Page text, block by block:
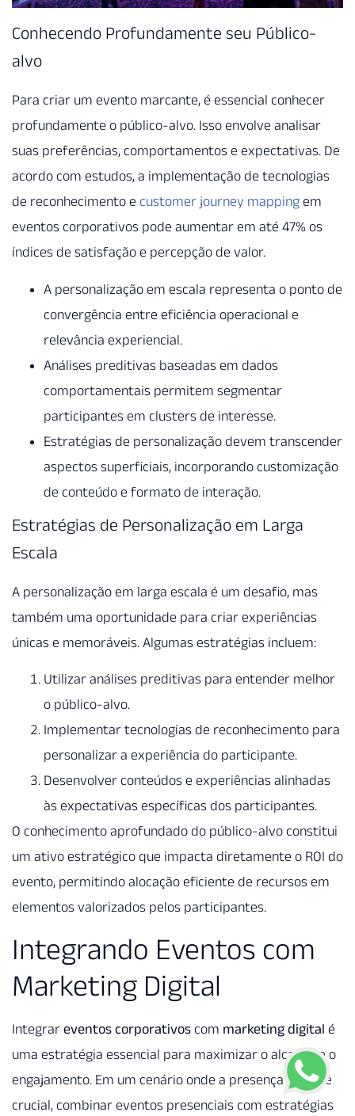
Conhecendo Profundamente seu Público-
alvo
Para criar um evento marcante, é essencial conhecer
profundamente o público-alvo. Isso envolve analisar
suas preferências, comportamentos e expectativas. De
acordo com estudos, a implementação de tecnologias
de reconhecimento e customer journey mapping em
eventos corporativos pode aumentar em até 47% os
índices de satisfação e percepção de valor.
A personalização em escala representa o ponto de
convergência entre eficiência operacional e
relevância experiencial.
Análises preditivas baseadas em dados
comportamentais permitem segmentar
participantes em clusters de interesse.
Estratégias de personalização devem transcender
aspectos superficiais, incorporando customização
de conteúdo e formato de interação.
Estratégias de Personalização em Larga
Escala
A personalização em larga escala é um desafio, mas
também uma oportunidade para criar experiências
únicas e memoráveis. Algumas estratégias incluem:
Utilizar análises preditivas para entender melhor
o público-alvo.
Implementar tecnologias de reconhecimento para
personalizar a experiência do participante.
Desenvolver conteúdos e experiências alinhadas
às expectativas específicas dos participantes.
O conhecimento aprofundado do público-alvo constitui
um ativo estratégico que impacta diretamente o ROI do
evento, permitindo alocação eficiente de recursos em
elementos valorizados pelos participantes.
Integrando Eventos com
Marketing Digital
Integrar eventos corporativos com marketing digital é
uma estratégia essencial para maximizar o alcance e o
engajamento. Em um cenário onde a presença online é
crucial, combinar eventos presenciais com estratégias